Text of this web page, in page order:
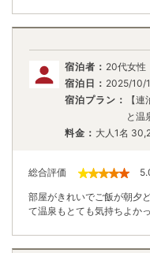
宿泊者： 20代女性
宿泊日： 2025/10/
宿泊プラン：
【
と温
料金： 大人1名
総合評価
部屋がきれいでご飯が朝夕
て温泉もとても気持ちよか